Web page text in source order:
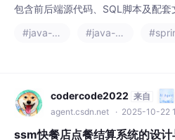
包含前后端源代码、SQL脚本及配套
生课程设计或毕业设计参考。需要完
同学可通过文末联系方式获取源代码
codercode2022 来自
agent.csdn.net · 2025-10-22
ssm快餐店点餐结算系统的设